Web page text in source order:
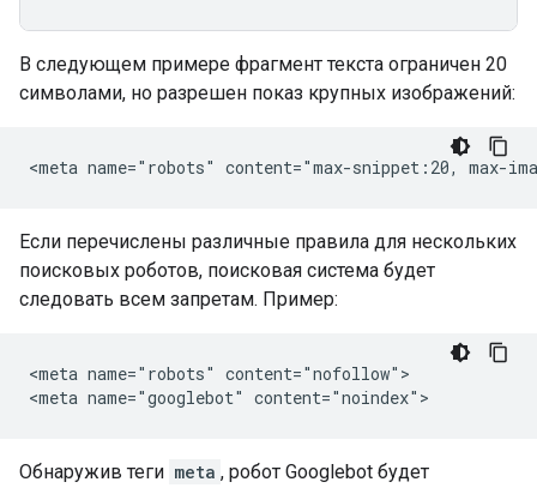
В следующем примере фрагмент текста ограничен 20
символами, но разрешен показ крупных изображений:
<meta name="robots" content="max-snippet:20, max-
Если перечислены различные правила для нескольких
поисковых роботов, поисковая система будет
следовать всем запретам. Пример:
<meta name="robots" content="nofollow">
<meta name="googlebot" content="noindex">
Обнаружив теги meta , робот Googlebot будет